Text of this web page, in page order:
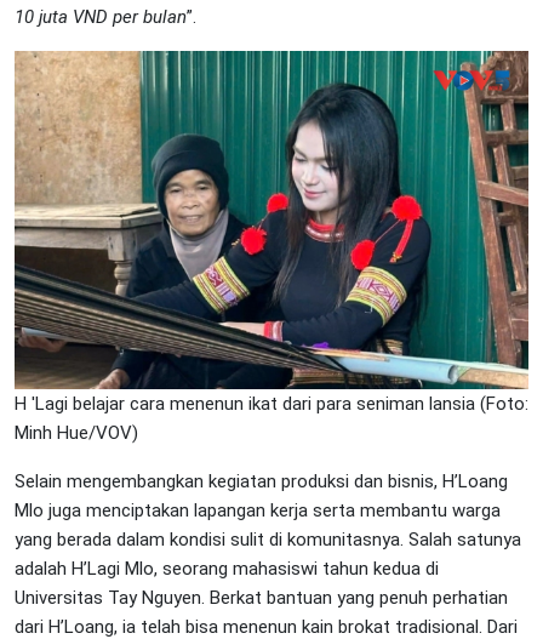
10 juta VND per bulan”.
H 'Lagi belajar cara menenun ikat dari para seniman lansia (Foto:
Minh Hue/VOV)
Selain mengembangkan kegiatan produksi dan bisnis, H’Loang
Mlo juga menciptakan lapangan kerja serta membantu warga
yang berada dalam kondisi sulit di komunitasnya. Salah satunya
adalah H’Lagi Mlo, seorang mahasiswi tahun kedua di
Universitas Tay Nguyen. Berkat bantuan yang penuh perhatian
dari H’Loang, ia telah bisa menenun kain brokat tradisional. Dari